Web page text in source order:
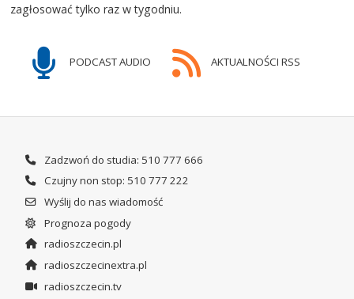
zagłosować tylko raz w tygodniu.
PODCAST AUDIO AKTUALNOŚCI RSS
Zadzwoń do studia: 510 777 666
Czujny non stop: 510 777 222
Wyślij do nas wiadomość
Prognoza pogody
radioszczecin.pl
radioszczecinextra.pl
radioszczecin.tv